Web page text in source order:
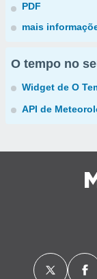
PDF
mais
O tempo no
Widget de O
API de